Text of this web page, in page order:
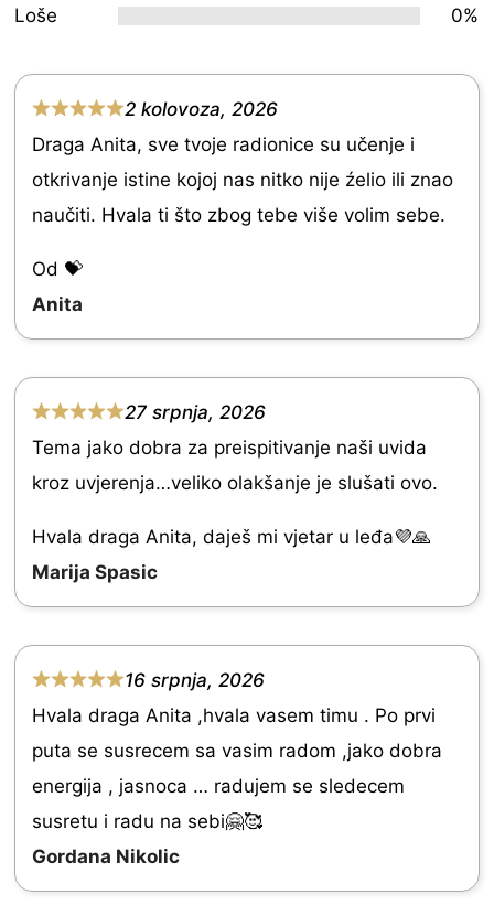
Loše
0%
d
5
.
0
o
u
t
f
5
2 kolovoza, 2026
Draga Anita, sve tvoje radionice su učenje i
otkrivanje istine kojoj nas nitko nije źelio ili znao
naučiti. Hvala ti što zbog tebe više volim sebe.
Od 💝
Anita
a
e
d
5
.
0
o
u
t
o
f
5
27 srpnja, 2026
Tema jako dobra za preispitivanje naši uvida
kroz uvjerenja…veliko olakšanje je slušati ovo.
Hvala draga Anita, daješ mi vjetar u leđa💜🙏
Marija Spasic
e
16 srpnja, 2026
Hvala draga Anita ,hvala vasem timu . Po prvi
puta se susrecem sa vasim radom ,jako dobra
energija , jasnoca … radujem se sledecem
susretu i radu na sebi🤗🥰
Gordana Nikolic